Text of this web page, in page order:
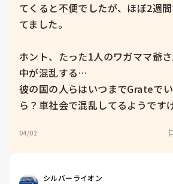
てくると不便でしたが、ほぼ2週
てました。
ホント、たった1人のワガママ爺
中が混乱する…
彼の国の人らはいつまでGrateで
ら？車社会で混乱してるようです
04/02
シルバーライオン